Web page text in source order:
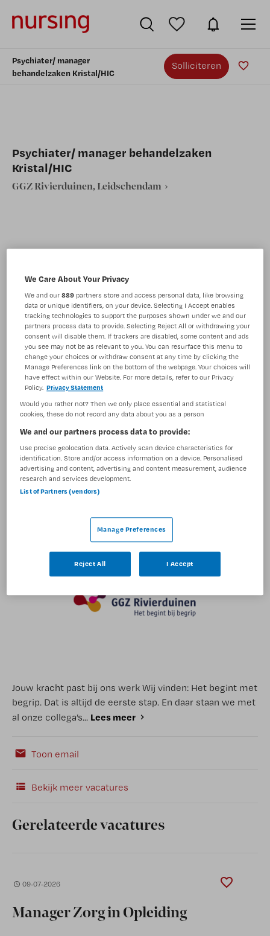
Psychiater/ manager
behandelzaken Kristal/HIC
Solliciteren
Psychiater/ manager behandelzaken
Kristal/HIC
GGZ Rivierduinen, Leidschendam
Zorgmanagement
BRANCHE
Zelfstandige kliniek
AANSTELLING
Vaste aanstelling
PLAATSINGSDATUM
29 oktober 2024
NIVEAU
WO
ERVARING
Ervaren
DIENSTVERBAND
Niet nader bepaald
Vacature niet beschikbaar
Deze vacature Psychiater/ manager behandelzaken
Kristal/HIC bij GGZ Rivierduinen is niet meer actueel.
Hieronder staan enkele vergelijkbare vacatures die voor
u wellicht interessant zijn.
Jouw kracht past bij ons werk Wij vinden: Het begint met
begrip. Dat is altijd de eerste stap. En daar staan we met
al onze collega’s... Lees meer
Toon email
Bekijk meer vacatures
Gerelateerde vacatures
09-07-2026
Manager Zorg in Opleiding
We Care About Your Privacy
We and our889 partners store and access personal data, like browsing
data or unique identifiers, on your device. Selecting I Accept enables
tracking technologies to support the purposes shown under we and our
partners process data to provide. Selecting Reject All or withdrawing your
consent will disable them. If trackers are disabled, some content and ads
you see may not be as relevant to you. You can resurface this menu to
change your choices or withdraw consent at any time by clicking the
Manage Preferences link on the bottom of the webpage. Your choices will
have effect within our Website. For more details, refer to our Privacy
Policy. Privacy Statement
Would you rather not? Then we only place essential and statistical
cookies, these do not record any data about you as a person
We and our partners process data to provide:
Use precise geolocation data. Actively scan device characteristics for
identification. Store and/or access information on a device. Personalised
advertising and content, advertising and content measurement, audience
research and services development.
List of Partners (vendors)
Manage Preferences
Reject All I Accept